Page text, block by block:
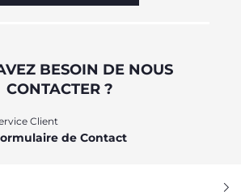
BESOIN DE NOUS
CONTACTER ?
Client
de Contact